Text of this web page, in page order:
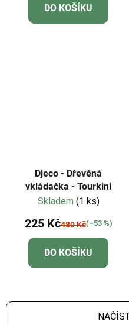
DO KOŠÍKU
Djeco - Dřevěná
vkládačka - Tourkini
Skladem (1 ks)
225 Kč480 Kč(–53 %)
DO KOŠÍKU